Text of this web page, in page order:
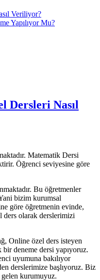
Veriliyor?
Yapılıyor Mu?
Dersleri Nasıl
Matematik Dersi
Öğrenci seviyesine göre
Bu öğretmenler
bizim kurumsal
göre öğretmenin evinde,
ders olarak derslerimizi
Online özel ders isteyen
deneme dersi yapıyoruz.
uyumuna bakılıyor
derslerimize başlıyoruz. Biz
kurumuyuz.